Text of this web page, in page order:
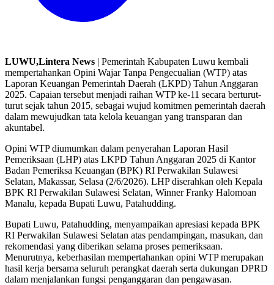
LUWU,Lintera News | Pemerintah Kabupaten Luwu kembali
mempertahankan Opini Wajar Tanpa Pengecualian (WTP) atas
Laporan Keuangan Pemerintah Daerah (LKPD) Tahun Anggaran
2025. Capaian tersebut menjadi raihan WTP ke-11 secara berturut-
turut sejak tahun 2015, sebagai wujud komitmen pemerintah daerah
dalam mewujudkan tata kelola keuangan yang transparan dan
akuntabel.
Opini WTP diumumkan dalam penyerahan Laporan Hasil
Pemeriksaan (LHP) atas LKPD Tahun Anggaran 2025 di Kantor
Badan Pemeriksa Keuangan (BPK) RI Perwakilan Sulawesi
Selatan, Makassar, Selasa (2/6/2026). LHP diserahkan oleh Kepala
BPK RI Perwakilan Sulawesi Selatan, Winner Franky Halomoan
Manalu, kepada Bupati Luwu, Patahudding.
Bupati Luwu, Patahudding, menyampaikan apresiasi kepada BPK
RI Perwakilan Sulawesi Selatan atas pendampingan, masukan, dan
rekomendasi yang diberikan selama proses pemeriksaan.
Menurutnya, keberhasilan mempertahankan opini WTP merupakan
hasil kerja bersama seluruh perangkat daerah serta dukungan DPRD
dalam menjalankan fungsi penganggaran dan pengawasan.